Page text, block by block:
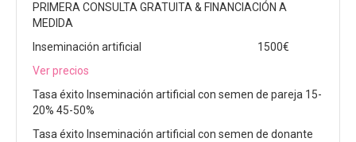
PRIMERA CONSULTA GRATUITA & FINANCIACIÓN A
MEDIDA
Inseminación artificial
1500€
Ver precios
Tasa éxito Inseminación artificial con semen de pareja 15-
20% 45-50%
Tasa éxito Inseminación artificial con semen de donante